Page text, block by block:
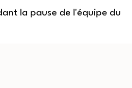
la pause de l'équipe du